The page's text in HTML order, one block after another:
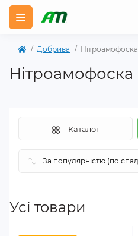
Добрива Нітроамофоска
Нітроамофоска
Каталог
Усі товари